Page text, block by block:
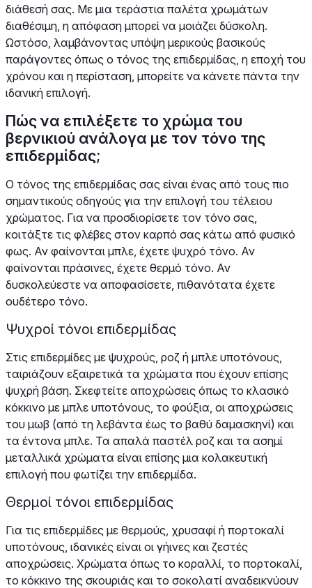
διάθεσή σας. Με μια τεράστια παλέτα χρωμάτων
διαθέσιμη, η απόφαση μπορεί να μοιάζει δύσκολη.
Ωστόσο, λαμβάνοντας υπόψη μερικούς βασικούς
παράγοντες όπως ο τόνος της επιδερμίδας, η εποχή του
χρόνου και η περίσταση, μπορείτε να κάνετε πάντα την
ιδανική επιλογή.
Πώς να επιλέξετε το χρώμα του
βερνικιού ανάλογα με τον τόνο της
επιδερμίδας;
Ο τόνος της επιδερμίδας σας είναι ένας από τους πιο
σημαντικούς οδηγούς για την επιλογή του τέλειου
χρώματος. Για να προσδιορίσετε τον τόνο σας,
κοιτάξτε τις φλέβες στον καρπό σας κάτω από φυσικό
φως. Αν φαίνονται μπλε, έχετε ψυχρό τόνο. Αν
φαίνονται πράσινες, έχετε θερμό τόνο. Αν
δυσκολεύεστε να αποφασίσετε, πιθανότατα έχετε
ουδέτερο τόνο.
Ψυχροί τόνοι επιδερμίδας
Στις επιδερμίδες με ψυχρούς, ροζ ή μπλε υποτόνους,
ταιριάζουν εξαιρετικά τα χρώματα που έχουν επίσης
ψυχρή βάση. Σκεφτείτε αποχρώσεις όπως το κλασικό
κόκκινο με μπλε υποτόνους, το φούξια, οι αποχρώσεις
του μωβ (από τη λεβάντα έως το βαθύ δαμασκηνί) και
τα έντονα μπλε. Τα απαλά παστέλ ροζ και τα ασημί
μεταλλικά χρώματα είναι επίσης μια κολακευτική
επιλογή που φωτίζει την επιδερμίδα.
Θερμοί τόνοι επιδερμίδας
Για τις επιδερμίδες με θερμούς, χρυσαφί ή πορτοκαλί
υποτόνους, ιδανικές είναι οι γήινες και ζεστές
αποχρώσεις. Χρώματα όπως το κοραλλί, το πορτοκαλί,
το κόκκινο της σκουριάς και το σοκολατί αναδεικνύουν